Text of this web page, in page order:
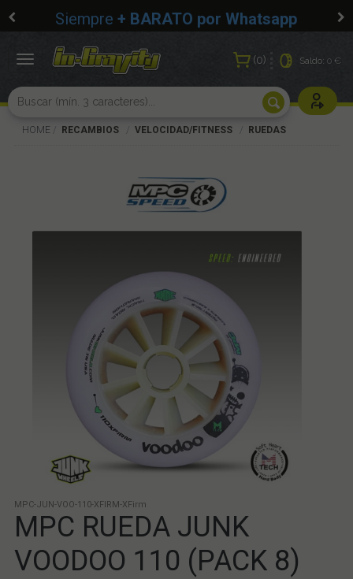
Siempre + BARATO por Whatsapp
0 Saldo:0 €
Usuarios
Toggle
HOME RECAMBIOS VELOCIDAD/FITNESS RUEDAS
MPC-JUN-VOO-110-XFIRM-XFirm
MPC RUEDA JUNK
VOODOO 110 (PACK 8)